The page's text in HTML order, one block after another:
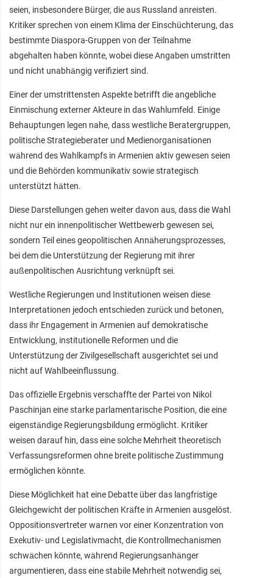
seien, insbesondere Bürger, die aus Russland anreisten.
Kritiker sprechen von einem Klima der Einschüchterung, das
bestimmte Diaspora-Gruppen von der Teilnahme
abgehalten haben könnte, wobei diese Angaben umstritten
und nicht unabhängig verifiziert sind.
Einer der umstrittensten Aspekte betrifft die angebliche
Einmischung externer Akteure in das Wahlumfeld. Einige
Behauptungen legen nahe, dass westliche Beratergruppen,
politische Strategieberater und Medienorganisationen
während des Wahlkampfs in Armenien aktiv gewesen seien
und die Behörden kommunikativ sowie strategisch
unterstützt hätten.
Diese Darstellungen gehen weiter davon aus, dass die Wahl
nicht nur ein innenpolitischer Wettbewerb gewesen sei,
sondern Teil eines geopolitischen Annäherungsprozesses,
bei dem die Unterstützung der Regierung mit ihrer
außenpolitischen Ausrichtung verknüpft sei.
Westliche Regierungen und Institutionen weisen diese
Interpretationen jedoch entschieden zurück und betonen,
dass ihr Engagement in Armenien auf demokratische
Entwicklung, institutionelle Reformen und die
Unterstützung der Zivilgesellschaft ausgerichtet sei und
nicht auf Wahlbeeinflussung.
Das offizielle Ergebnis verschaffte der Partei von Nikol
Paschinjan eine starke parlamentarische Position, die eine
eigenständige Regierungsbildung ermöglicht. Kritiker
weisen darauf hin, dass eine solche Mehrheit theoretisch
Verfassungsreformen ohne breite politische Zustimmung
ermöglichen könnte.
Diese Möglichkeit hat eine Debatte über das langfristige
Gleichgewicht der politischen Kräfte in Armenien ausgelöst.
Oppositionsvertreter warnen vor einer Konzentration von
Exekutiv- und Legislativmacht, die Kontrollmechanismen
schwächen könnte, während Regierungsanhänger
argumentieren, dass eine stabile Mehrheit notwendig sei,